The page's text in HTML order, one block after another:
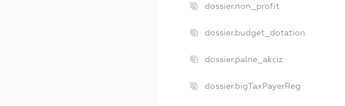
dossier.non_profit
dossier.budget_dotation
dossier.palne_akciz
dossier.bigTaxPayerReg